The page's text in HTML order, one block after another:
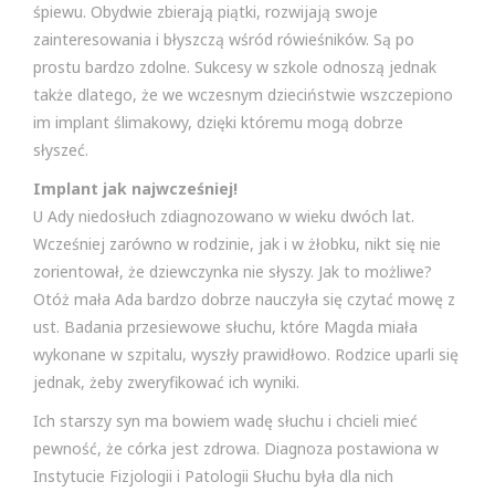
śpiewu. Obydwie zbierają piątki, rozwijają swoje
zainteresowania i błyszczą wśród rówieśników. Są po
prostu bardzo zdolne. Sukcesy w szkole odnoszą jednak
także dlatego, że we wczesnym dzieciństwie wszczepiono
im implant ślimakowy, dzięki któremu mogą dobrze
słyszeć.
Implant jak najwcześniej!
U Ady niedosłuch zdiagnozowano w wieku dwóch lat.
Wcześniej zarówno w rodzinie, jak i w żłobku, nikt się nie
zorientował, że dziewczynka nie słyszy. Jak to możliwe?
Otóż mała Ada bardzo dobrze nauczyła się czytać mowę z
ust. Badania przesiewowe słuchu, które Magda miała
wykonane w szpitalu, wyszły prawidłowo. Rodzice uparli się
jednak, żeby zweryfikować ich wyniki.
Ich starszy syn ma bowiem wadę słuchu i chcieli mieć
pewność, że córka jest zdrowa. Diagnoza postawiona w
Instytucie Fizjologii i Patologii Słuchu była dla nich